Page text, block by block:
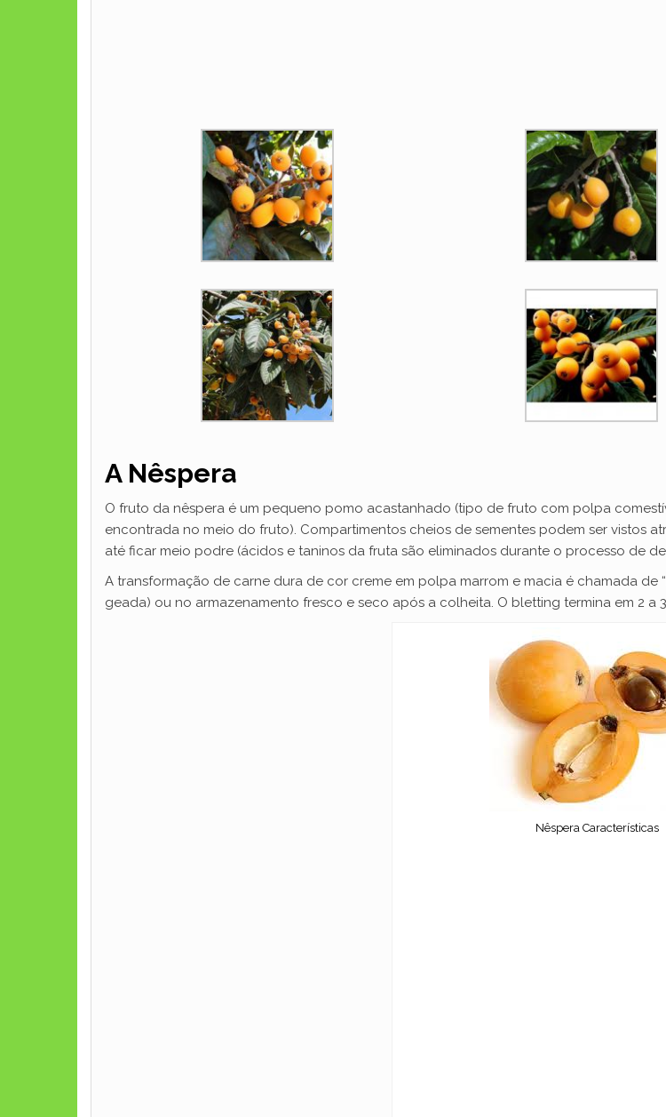
A Nêspera
O fruto da nêspera é um pequeno pomo acastanhado (tipo de fruto com polpa
encontrada no meio do fruto). Compartimentos cheios de sementes podem ser vistos
até ficar meio podre (ácidos e taninos da fruta são eliminados durante o processo de
A transformação de carne dura de cor creme em polpa marrom e macia é chamada de
geada) ou no armazenamento fresco e seco após a colheita. O bletting termina em 2 a
Nêspera Características